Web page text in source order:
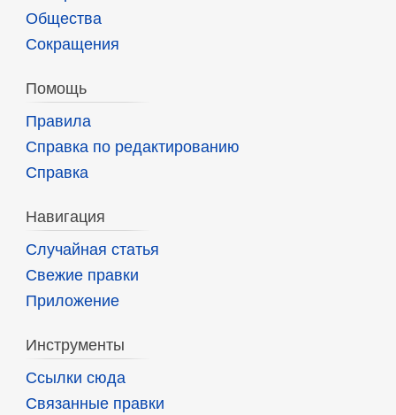
Общества
Сокращения
Помощь
Правила
Справка по редактированию
Справка
Навигация
Случайная статья
Свежие правки
Приложение
Инструменты
Ссылки сюда
Связанные правки